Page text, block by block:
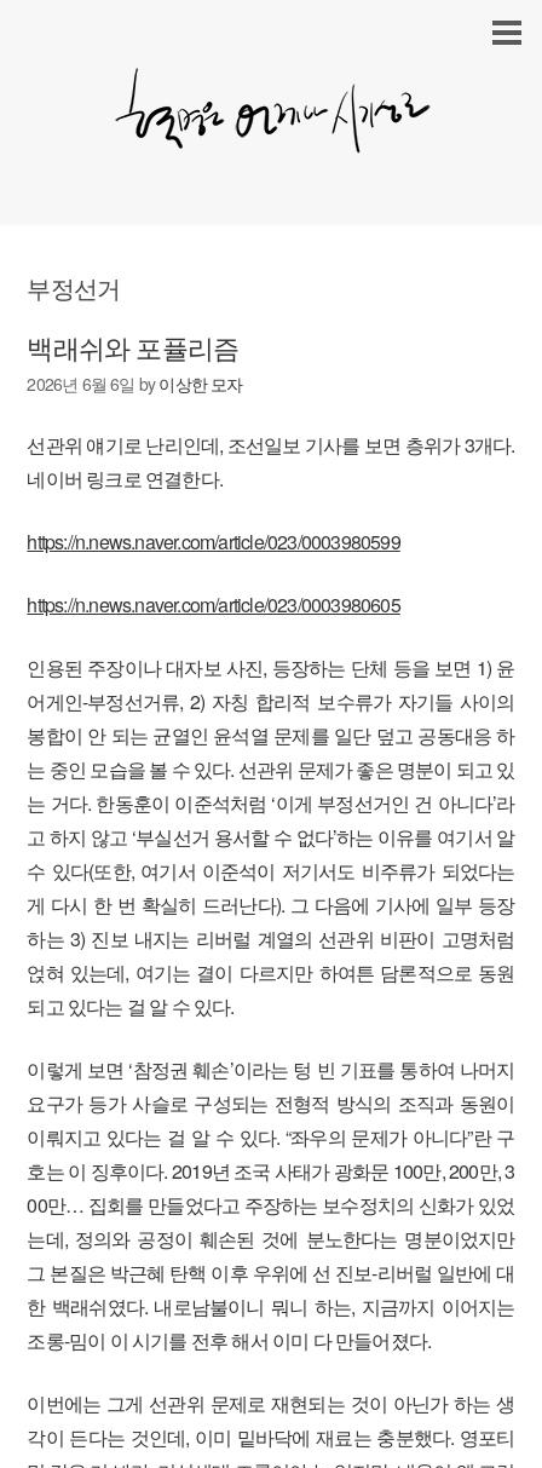
부정선거
백래쉬와 포퓰리즘
2026년 6월 6일 by이상한 모자
선관위 얘기로 난리인데, 조선일보 기사를 보면 층위가 3개다.
네이버 링크로 연결한다.
https://n.news.naver.com/article/023/0003980599
https://n.news.naver.com/article/023/0003980605
인용된 주장이나 대자보 사진, 등장하는 단체 등을 보면 1) 윤
어게인-부정선거류, 2) 자칭 합리적 보수류가 자기들 사이의
봉합이 안 되는 균열인 윤석열 문제를 일단 덮고 공동대응 하
는 중인 모습을 볼 수 있다. 선관위 문제가 좋은 명분이 되고 있
는 거다. 한동훈이 이준석처럼 ‘이게 부정선거인 건 아니다’라
고 하지 않고 ‘부실선거 용서할 수 없다’하는 이유를 여기서 알
수 있다(또한, 여기서 이준석이 저기서도 비주류가 되었다는
게 다시 한 번 확실히 드러난다). 그 다음에 기사에 일부 등장
하는 3) 진보 내지는 리버럴 계열의 선관위 비판이 고명처럼
얹혀 있는데, 여기는 결이 다르지만 하여튼 담론적으로 동원
되고 있다는 걸 알 수 있다.
이렇게 보면 ‘참정권 훼손’이라는 텅 빈 기표를 통하여 나머지
요구가 등가 사슬로 구성되는 전형적 방식의 조직과 동원이
이뤄지고 있다는 걸 알 수 있다. “좌우의 문제가 아니다”란 구
호는 이 징후이다. 2019년 조국 사태가 광화문 100만, 200만, 3
00만… 집회를 만들었다고 주장하는 보수정치의 신화가 있었
는데, 정의와 공정이 훼손된 것에 분노한다는 명분이었지만
그 본질은 박근혜 탄핵 이후 우위에 선 진보-리버럴 일반에 대
한 백래쉬였다. 내로남불이니 뭐니 하는, 지금까지 이어지는
조롱-밈이 이 시기를 전후 해서 이미 다 만들어졌다.
이번에는 그게 선관위 문제로 재현되는 것이 아닌가 하는 생
각이 든다는 것인데, 이미 밑바닥에 재료는 충분했다. 영포티